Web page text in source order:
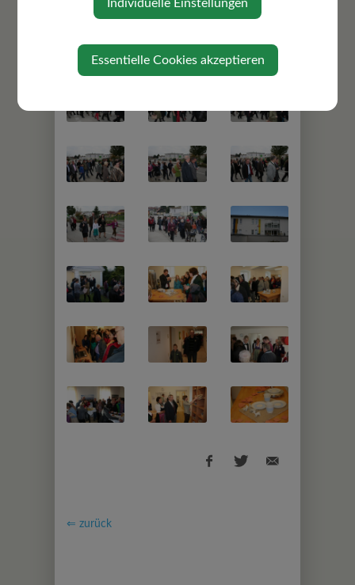
⇐ zurück
Individuelle Einstellungen
Essentielle Cookies akzeptieren